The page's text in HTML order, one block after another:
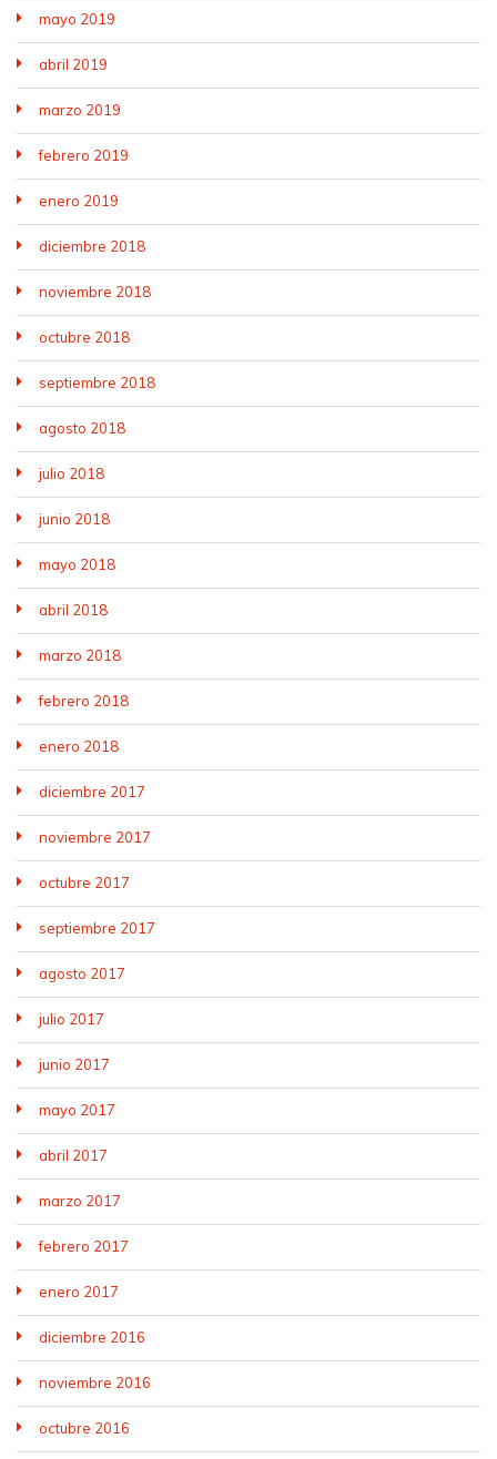
mayo 2019
abril 2019
marzo 2019
febrero 2019
enero 2019
diciembre 2018
noviembre 2018
octubre 2018
septiembre 2018
agosto 2018
julio 2018
junio 2018
mayo 2018
abril 2018
marzo 2018
febrero 2018
enero 2018
diciembre 2017
noviembre 2017
octubre 2017
septiembre 2017
agosto 2017
julio 2017
junio 2017
mayo 2017
abril 2017
marzo 2017
febrero 2017
enero 2017
diciembre 2016
noviembre 2016
octubre 2016